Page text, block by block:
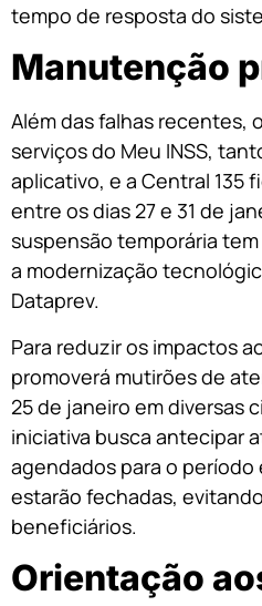
tempo de resposta do
Manutenção
Além das falhas recentes,
serviços do Meu INSS,
aplicativo, e a Central 135
entre os dias 27 e 31 de
suspensão temporária
a modernização
Dataprev.
Para reduzir os impactos
promoverá mutirões de
25 de janeiro em diversas
iniciativa busca antecipar
agendados para o período
estarão fechadas,
beneficiários.
Orientação